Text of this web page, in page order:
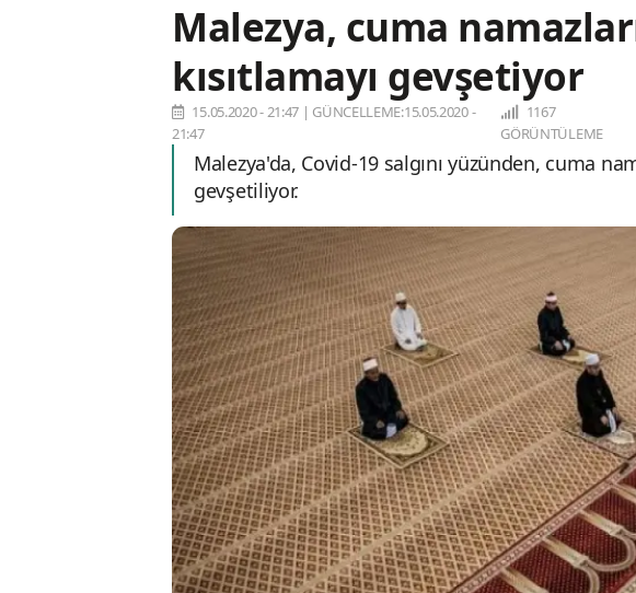
Malezya, cuma
kısıtlamayı gevşetiyor
15.05.2020 - 21:47 | GÜNCELLEME:15.05.2020 -
21:47
1167
GÖRÜNTÜLEME
Malezya'da, Covid-19 salgını yüzünden, cuma
gevşetiliyor.